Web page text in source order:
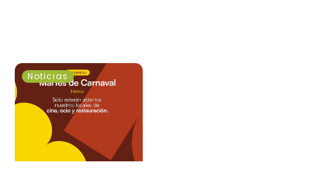
Martes
de
Carnaval
Noticias